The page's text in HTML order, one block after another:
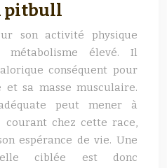
pitbull
son activité physique
métabolisme élevé. Il
conséquent pour
sa masse musculaire.
peut mener à
courant chez cette race,
espérance de vie. Une
ciblée est donc